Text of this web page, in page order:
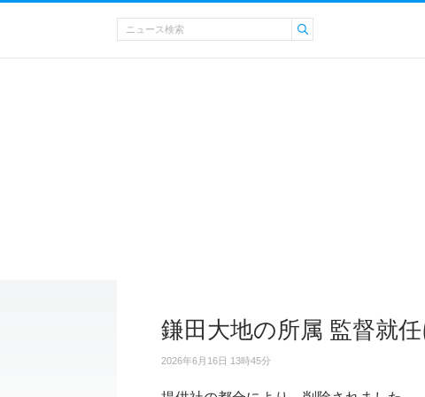
鎌田大地の所属 監督就任
2026年6月16日 13時45分